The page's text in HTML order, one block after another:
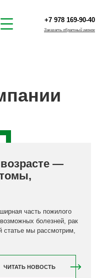
+7 978 169-90-40
Заказать обратный звонок
—
часть пожилого
болезней, рак
статье мы рассмотрим,
ЧИТАТЬ НОВОСТЬ